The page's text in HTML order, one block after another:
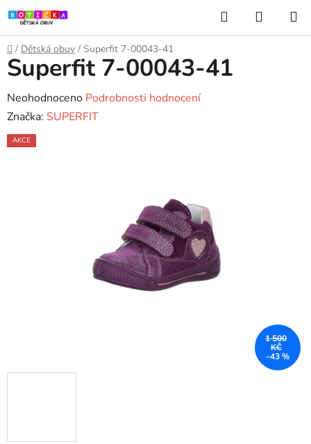
Přejít
na
obsah
Hledat
KOŠÍK
Domů
/ Dětská obuv / Superfit 7-00043-41
Superfit 7-00043-41
Průměrné
hodnocení
produktu
Neohodnoceno Podrobnosti hodnocení
Značka: SUPERFIT
AKCE
1 500
KČ
–43 %